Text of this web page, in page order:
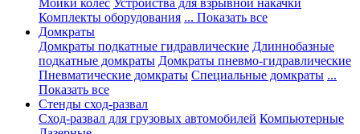
Мойки колёс Устройства для взрывной накачки
Комплекты оборудования ... Показать все
Домкраты
Домкраты подкатные гидравлические Длиннобазные
подкатные домкраты Домкраты пневмо-гидравлические
Пневматические домкраты Специальные домкраты ...
Показать все
Стенды сход-развал
Сход-развал для грузовых автомобилей Компьютерные